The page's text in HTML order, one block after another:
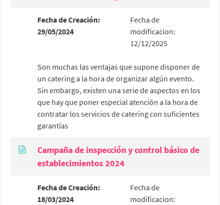
Fecha de Creación:
29/05/2024
Fecha de
modificacion:
12/12/2025
Son muchas las ventajas que supone disponer de
un catering a la hora de organizar algún evento.
Sin embargo, existen una serie de aspectos en los
que hay que poner especial atención a la hora de
contratar los servicios de catering con suficientes
garantías
Campaña de inspección y control básico de
establecimientos 2024
Fecha de Creación:
18/03/2024
Fecha de
modificacion: